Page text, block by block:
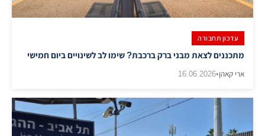
עדכון תחבורה
מתכננים לצאת מבני ברק ברכבת? שימו לב לשינויים ביום חמישי
ארי קאהן•
16.06.2026